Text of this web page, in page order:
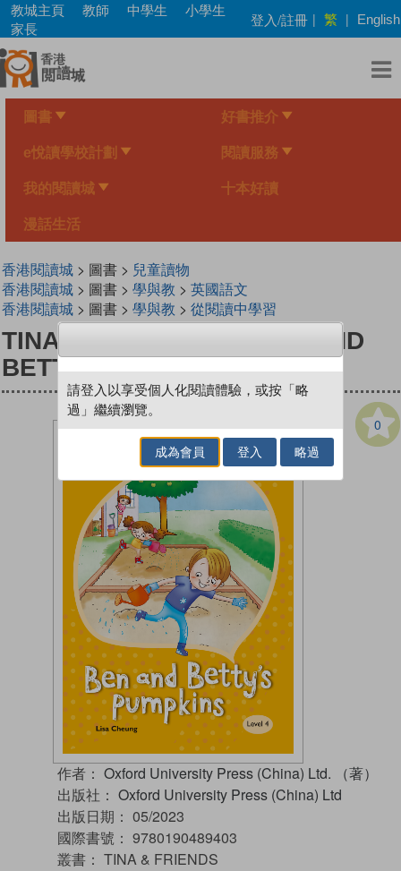
Skip
main
content
教城主頁 教師 中學生
小學生
家長
登入/註冊 | 繁 | English
圖書 好書推介
e悅讀學校計劃 閱讀服務
我的閱讀城 十本好讀
漫話生活
香港閱讀城> 圖書 > 兒童讀物
香港閱讀城> 圖書 > 學與教 > 英國語文
香港閱讀城> 圖書 > 學與教 > 從閱讀中學習
TINA & FRIENDS 4.6 BEN AND
BETTY'S PUMPKINS
0
作者： Oxford University Press (China) Ltd. （著）
出版社： Oxford University Press (China) Ltd
出版日期： 05/2023
國際書號： 9780190489403
叢書： TINA & FRIENDS
請登入以享受個人化閱讀體驗，或按「略
過」繼續瀏覽。
成為會員 登入 略過